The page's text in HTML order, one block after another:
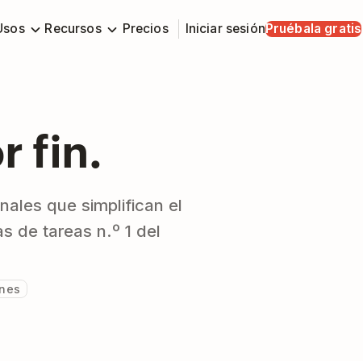
Recursos Precios Iniciar sesiónPruébala gratis
fin.
que simplifican el
de tareas n.º 1 del